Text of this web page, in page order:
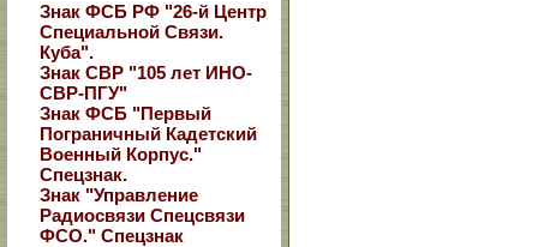
Знак ФСБ РФ "26-й Центр
Специальной Связи.
Куба".
Знак СВР "105 лет ИНО-
СВР-ПГУ"
Знак ФСБ "Первый
Пограничный Кадетский
Военный Корпус."
Спецзнак.
Знак "Управление
Радиосвязи Спецсвязи
ФСО." Спецзнак